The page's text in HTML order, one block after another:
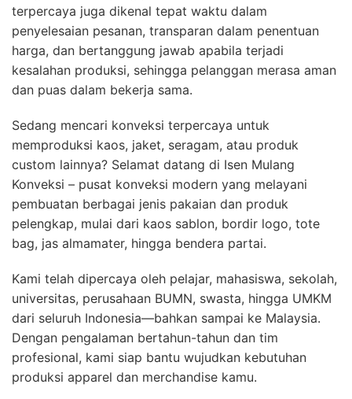
terpercaya juga dikenal tepat waktu dalam
penyelesaian pesanan, transparan dalam penentuan
harga, dan bertanggung jawab apabila terjadi
kesalahan produksi, sehingga pelanggan merasa aman
dan puas dalam bekerja sama.
Sedang mencari konveksi terpercaya untuk
memproduksi kaos, jaket, seragam, atau produk
custom lainnya? Selamat datang di Isen Mulang
Konveksi – pusat konveksi modern yang melayani
pembuatan berbagai jenis pakaian dan produk
pelengkap, mulai dari kaos sablon, bordir logo, tote
bag, jas almamater, hingga bendera partai.
Kami telah dipercaya oleh pelajar, mahasiswa, sekolah,
universitas, perusahaan BUMN, swasta, hingga UMKM
dari seluruh Indonesia—bahkan sampai ke Malaysia.
Dengan pengalaman bertahun-tahun dan tim
profesional, kami siap bantu wujudkan kebutuhan
produksi apparel dan merchandise kamu.